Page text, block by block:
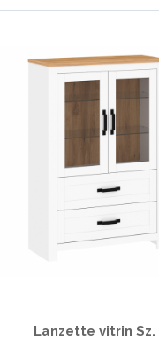
Lanzette vitrin Sz.